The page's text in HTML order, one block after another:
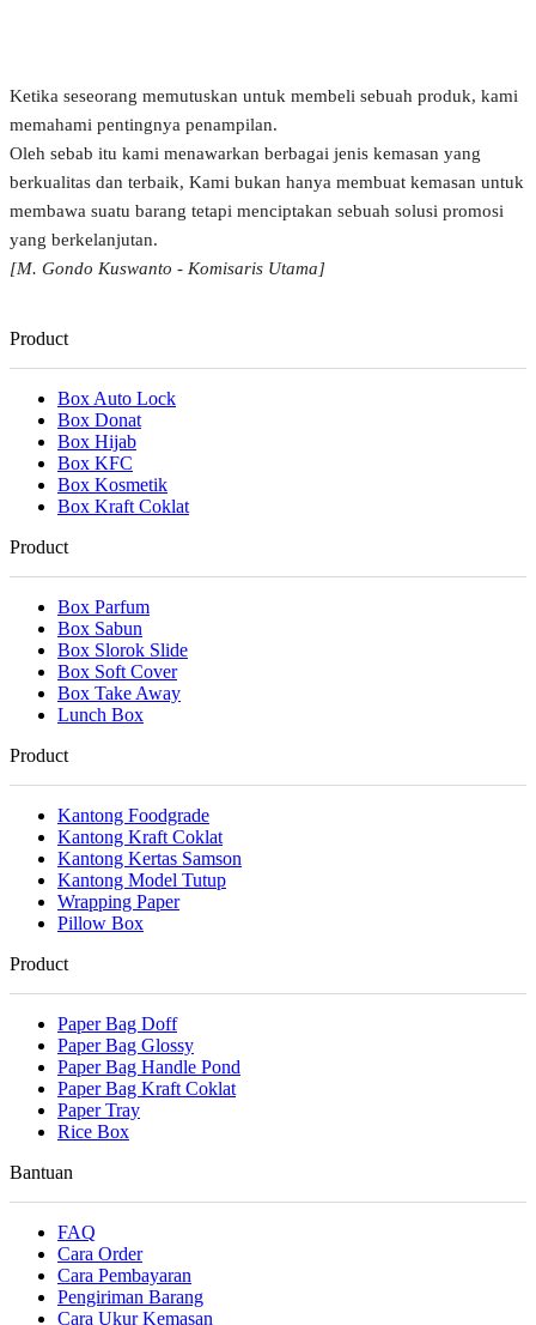
Ketika seseorang memutuskan untuk membeli sebuah produk, kami
memahami pentingnya penampilan.
Oleh sebab itu kami menawarkan berbagai jenis kemasan yang
berkualitas dan terbaik, Kami bukan hanya membuat kemasan untuk
membawa suatu barang tetapi menciptakan sebuah solusi promosi
yang berkelanjutan.
[M. Gondo Kuswanto - Komisaris Utama]
Product
Box Auto Lock
Box Donat
Box Hijab
Box KFC
Box Kosmetik
Box Kraft Coklat
Product
Box Parfum
Box Sabun
Box Slorok Slide
Box Soft Cover
Box Take Away
Lunch Box
Product
Kantong Foodgrade
Kantong Kraft Coklat
Kantong Kertas Samson
Kantong Model Tutup
Wrapping Paper
Pillow Box
Product
Paper Bag Doff
Paper Bag Glossy
Paper Bag Handle Pond
Paper Bag Kraft Coklat
Paper Tray
Rice Box
Bantuan
FAQ
Cara Order
Cara Pembayaran
Pengiriman Barang
Cara Ukur Kemasan